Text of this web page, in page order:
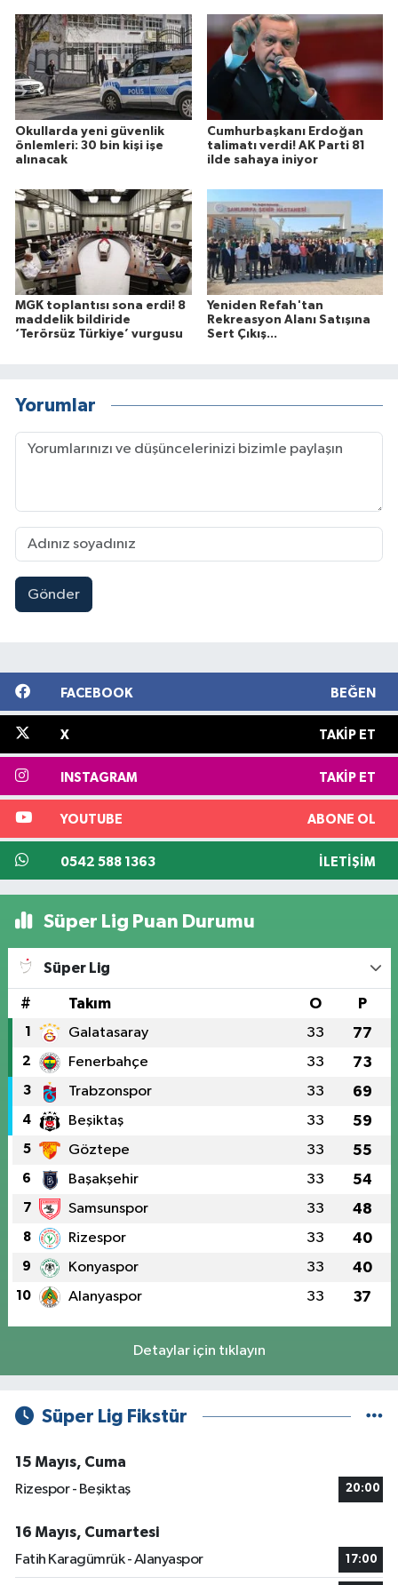
Okullarda yeni güvenlik
önlemleri: 30 bin kişi işe
alınacak
Cumhurbaşkanı Erdoğan
talimatı verdi! AK Parti 81
ilde sahaya iniyor
MGK toplantısı sona erdi! 8
maddelik bildiride
‘Terörsüz Türkiye’ vurgusu
Yeniden Refah'tan
Rekreasyon Alanı Satışına
Sert Çıkış...
Yorumlar
Gönder
FACEBOOK BEĞEN
X TAKIP ET
INSTAGRAM TAKIP ET
YOUTUBE ABONE OL
0542 588 1363 İLETIŞIM
Süper Lig Puan Durumu
Süper Lig
# Takım O P
1 Galatasaray 33 77
2 Fenerbahçe 33 73
3 Trabzonspor 33 69
4 Beşiktaş 33 59
5 Göztepe 33 55
6 Başakşehir 33 54
7 Samsunspor 33 48
8 Rizespor 33 40
9 Konyaspor 33 40
10 Alanyaspor 33 37
Detaylar için tıklayın
Süper Lig Fikstür
15 Mayıs, Cuma
Rizespor - Beşiktaş
20:00
16 Mayıs, Cumartesi
Fatih Karagümrük - Alanyaspor
17:00